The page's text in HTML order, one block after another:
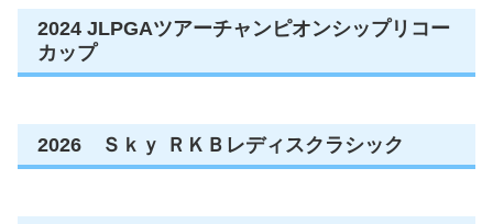
2024 JLPGAツアーチャンピオンシップリコー
カップ
2026 Ｓｋｙ ＲＫＢレディスクラシック